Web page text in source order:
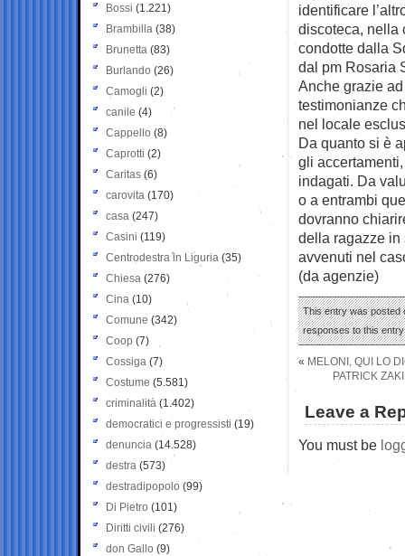
identificare
discoteca, nella
condotte dalla
dal pm Rosaria
Anche grazie
testimonianze
nel locale
Da quanto si è
gli
indagati. Da
o a entrambi
dovranno
della ragazze in
avvenuti nel
(da agenzie)
This entry was posted
responses to this
« MELONI, QUI LO
PATRICK
Leave a
You must be
Bossi (1.221)
Brambilla (38)
Brunetta (83)
Burlando (26)
Camogli (2)
canile (4)
Cappello (8)
Caprotti (2)
Caritas (6)
carovita (170)
casa (247)
Casini (119)
Centrodestra in Liguria (35)
Chiesa (276)
Cina (10)
Comune (342)
Coop (7)
Cossiga (7)
Costume (5.581)
criminalità (1.402)
democratici e progressisti (19)
denuncia (14.528)
destra (573)
destradipopolo (99)
Di Pietro (101)
Diritti civili (276)
don Gallo (9)